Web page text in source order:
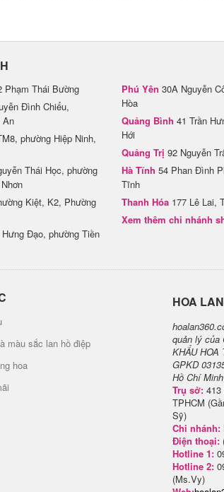
Phạm Thái Bường
Đình Chiểu,
An
phường Hiệp Ninh,
Thái Học, phường
Kiệt, K2, Phường
Hưng Đạo, phường Tiền
Phú Yên 30A Nguyễn
Hòa
Quảng Bình 41 Trần
Hới
Quảng Trị 92 Nguyễn
Hà Tĩnh 54 Phan Đình
Tĩnh
Thanh Hóa 177 Lê Lai,
Xem thêm chi nhánh
màu sắc lan hồ điệp
hoa
H​OA
quản lý của
KHẨU HOA
GPKD
Hồ Chí
Trụ sở:
TPHCM
Sỹ)
Chi nhánh:
Điện thoại:
Hotline 1:
Hotline 2:
(Ms.Vy)